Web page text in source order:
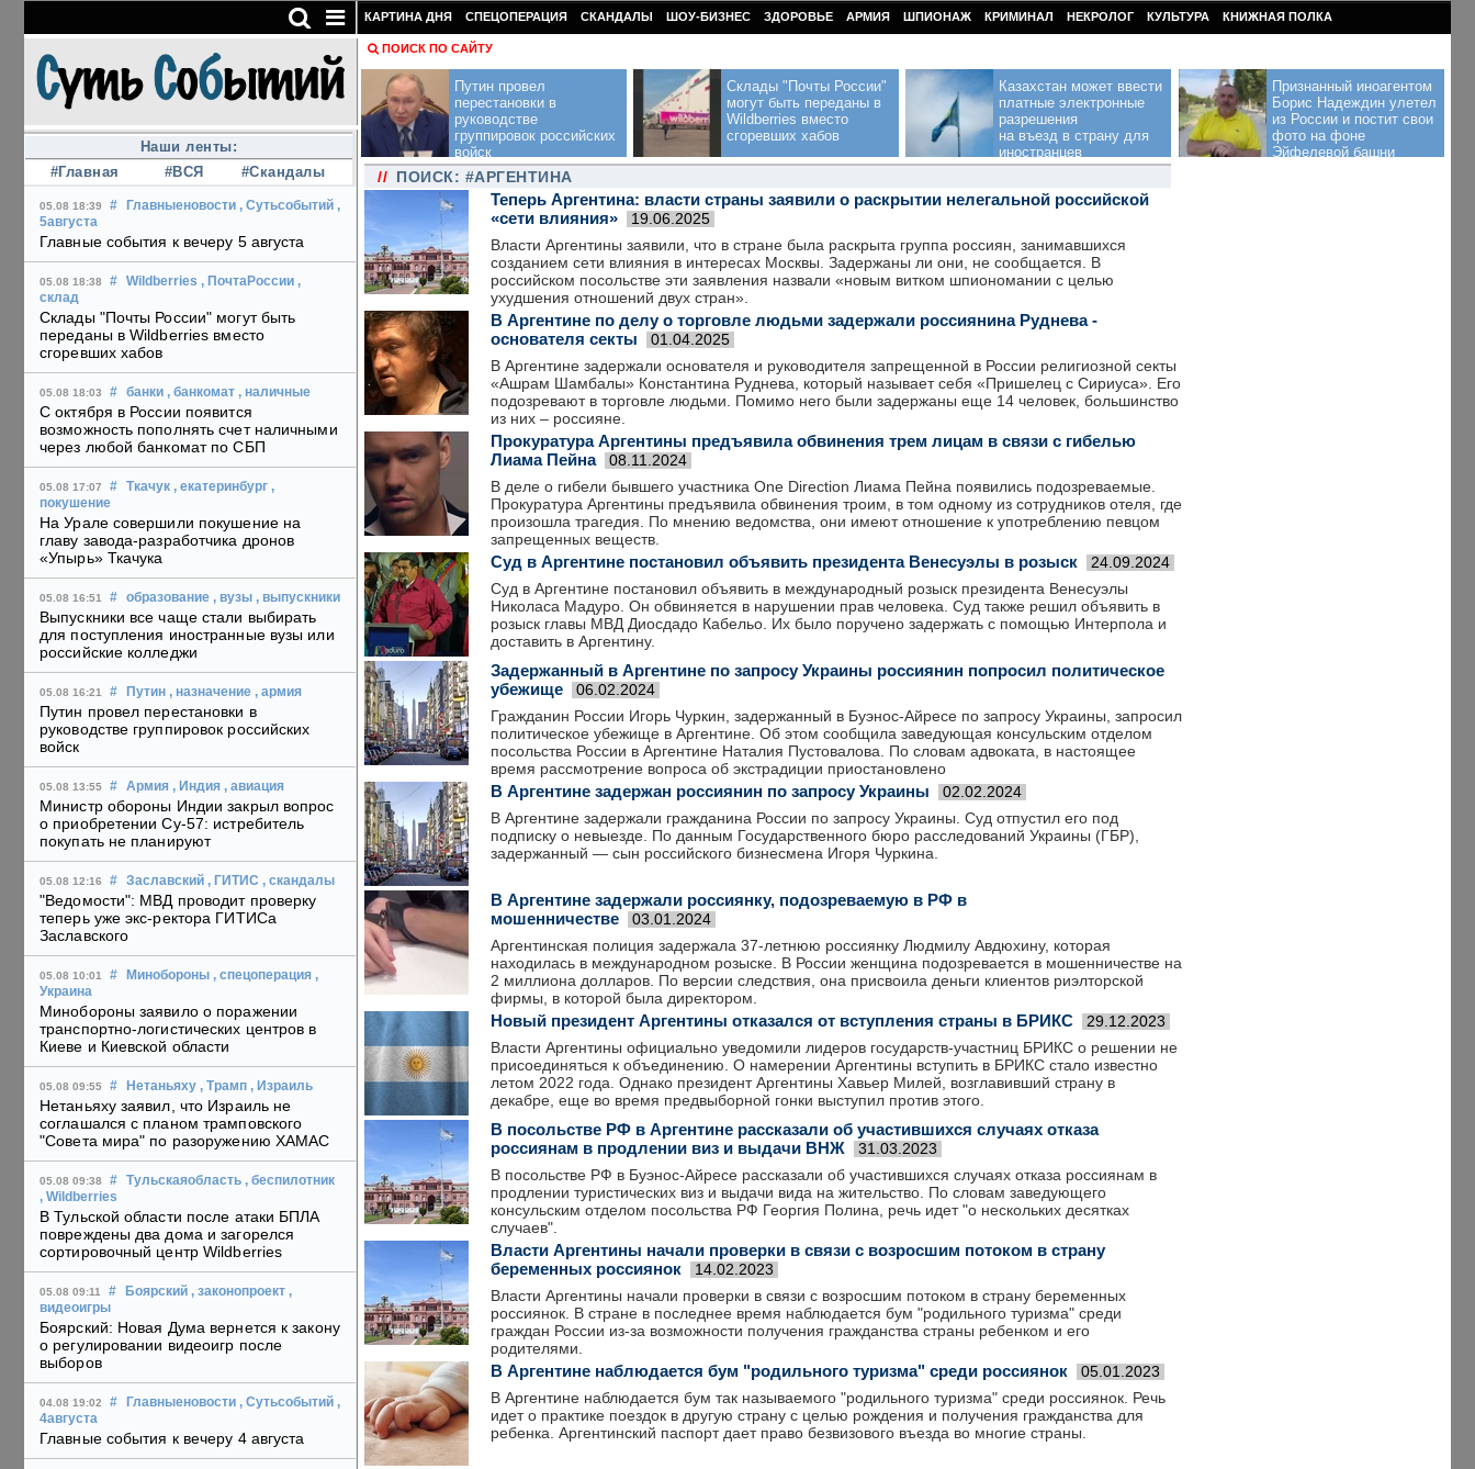
Наши ленты:
#Главная
#ВСЯ #Скандалы
05.08 18:39 # Главныеновости , Сутьсобытий ,
5августа
Главные события к вечеру 5 августа
05.08 18:38 # Wildberries , ПочтаРоссии ,
склад
Склады "Почты России" могут быть
переданы в Wildberries вместо
сгоревших хабов
05.08 18:03 # банки , банкомат , наличные
С октября в России появится
возможность пополнять счет наличными
через любой банкомат по СБП
05.08 17:07 # Ткачук , екатеринбург ,
покушение
На Урале совершили покушение на
главу завода-разработчика дронов
«Упырь» Ткачука
05.08 16:51 # образование , вузы , выпускники
Выпускники все чаще стали выбирать
для поступления иностранные вузы или
российские колледжи
05.08 16:21 # Путин , назначение , армия
Путин провел перестановки в
руководстве группировок российских
войск
05.08 13:55 # Армия , Индия , авиация
Министр обороны Индии закрыл вопрос
о приобретении Су-57: истребитель
покупать не планируют
05.08 12:16 # Заславский , ГИТИС , скандалы
"Ведомости": МВД проводит проверку
теперь уже экс-ректора ГИТИСа
Заславского
05.08 10:01 # Минобороны , спецоперация ,
Украина
Минобороны заявило о поражении
транспортно-логистических центров в
Киеве и Киевской области
05.08 09:55 # Нетаньяху , Трамп , Израиль
Нетаньяху заявил, что Израиль не
соглашался с планом трамповского
"Совета мира" по разоружению ХАМАС
05.08 09:38 # Тульскаяобласть , беспилотник
, Wildberries
В Тульской области после атаки БПЛА
повреждены два дома и загорелся
сортировочный центр Wildberries
05.08 09:11 # Боярский , законопроект ,
видеоигры
Боярский: Новая Дума вернется к закону
о регулировании видеоигр после
выборов
04.08 19:02 # Главныеновости , Сутьсобытий ,
4августа
Главные события к вечеру 4 августа
КАРТИНА ДНЯ СПЕЦОПЕРАЦИЯ СКАНДАЛЫ ШОУ-БИЗНЕС ЗДОРОВЬЕ АРМИЯ ШПИОНАЖ КРИМИНАЛ НЕКРОЛОГ КУЛЬТУРА КНИЖНАЯ ПОЛКА
ПОИСК ПО САЙТУ
Путин провел
перестановки в
руководстве
группировок российских
войск
Склады "Почты России"
могут быть переданы в
Wildberries вместо
сгоревших хабов
Казахстан может ввести
платные электронные
разрешения
на въезд в страну для
иностранцев
Признанный иноагентом
Борис Надеждин улетел
из России и постит свои
фото на фоне
Эйфелевой башни
// ПОИСК: #АРГЕНТИНА
Теперь Аргентина: власти страны заявили о раскрытии нелегальной российской
«сети влияния»
19.06.2025
Власти Аргентины заявили, что в стране была раскрыта группа россиян, занимавшихся
созданием сети влияния в интересах Москвы. Задержаны ли они, не сообщается. В
российском посольстве эти заявления назвали «новым витком шпиономании с целью
ухудшения отношений двух стран».
В Аргентине по делу о торговле людьми задержали россиянина Руднева -
основателя секты
01.04.2025
В Аргентине задержали основателя и руководителя запрещенной в России религиозной секты
«Ашрам Шамбалы» Константина Руднева, который называет себя «Пришелец с Сириуса». Его
подозревают в торговле людьми. Помимо него были задержаны еще 14 человек, большинство
из них – россияне.
Прокуратура Аргентины предъявила обвинения трем лицам в связи с гибелью
Лиама Пейна
08.11.2024
В деле о гибели бывшего участника One Direction Лиама Пейна появились подозреваемые.
Прокуратура Аргентины предъявила обвинения троим, в том одному из сотрудников отеля, где
произошла трагедия. По мнению ведомства, они имеют отношение к употреблению певцом
запрещенных веществ.
Суд в Аргентине постановил объявить президента Венесуэлы в розыск 24.09.2024
Суд в Аргентине постановил объявить в международный розыск президента Венесуэлы
Николаса Мадуро. Он обвиняется в нарушении прав человека. Суд также решил объявить в
розыск главы МВД Диосдадо Кабельо. Их было поручено задержать с помощью Интерпола и
доставить в Аргентину.
Задержанный в Аргентине по запросу Украины россиянин попросил политическое
убежище
06.02.2024
Гражданин России Игорь Чуркин, задержанный в Буэнос-Айресе по запросу Украины, запросил
политическое убежище в Аргентине. Об этом сообщила заведующая консульским отделом
посольства России в Аргентине Наталия Пустовалова. По словам адвоката, в настоящее
время рассмотрение вопроса об экстрадиции приостановлено
В Аргентине задержан россиянин по запросу Украины 02.02.2024
В Аргентине задержали гражданина России по запросу Украины. Суд отпустил его под
подписку о невыезде. По данным Государственного бюро расследований Украины (ГБР),
задержанный — сын российского бизнесмена Игоря Чуркина.
В Аргентине задержали россиянку, подозреваемую в РФ в
мошенничестве
03.01.2024
Аргентинская полиция задержала 37-летнюю россиянку Людмилу Авдюхину, которая
находилась в международном розыске. В России женщина подозревается в мошенничестве на
2 миллиона долларов. По версии следствия, она присвоила деньги клиентов риэлторской
фирмы, в которой была директором.
Новый президент Аргентины отказался от вступления страны в БРИКС 29.12.2023
Власти Аргентины официально уведомили лидеров государств-участниц БРИКС о решении не
присоединяться к объединению. О намерении Аргентины вступить в БРИКС стало известно
летом 2022 года. Однако президент Аргентины Хавьер Милей, возглавивший страну в
декабре, еще во время предвыборной гонки выступил против этого.
В посольстве РФ в Аргентине рассказали об участившихся случаях отказа
россиянам в продлении виз и выдачи ВНЖ
31.03.2023
В посольстве РФ в Буэнос-Айресе рассказали об участившихся случаях отказа россиянам в
продлении туристических виз и выдачи вида на жительство. По словам заведующего
консульским отделом посольства РФ Георгия Полина, речь идет "о нескольких десятках
случаев".
Власти Аргентины начали проверки в связи с возросшим потоком в страну
беременных россиянок
14.02.2023
Власти Аргентины начали проверки в связи с возросшим потоком в страну беременных
россиянок. В стране в последнее время наблюдается бум "родильного туризма" среди
граждан России из-за возможности получения гражданства страны ребенком и его
родителями.
В Аргентине наблюдается бум "родильного туризма" среди россиянок 05.01.2023
В Аргентине наблюдается бум так называемого "родильного туризма" среди россиянок. Речь
идет о практике поездок в другую страну с целью рождения и получения гражданства для
ребенка. Аргентинский паспорт дает право безвизового въезда во многие страны.